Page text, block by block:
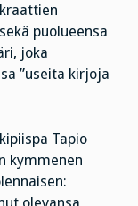
puolueensa
joka
”useita kirjoja
Tapio
kymmenen
olevansa